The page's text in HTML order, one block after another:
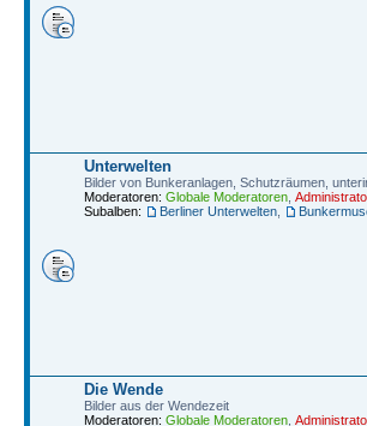
Unterwelten
Bilder von Bunkeranlagen, Schutzräumen,
Moderatoren: Globale Moderatoren
Subalben:
Berliner Unterwelten
Die Wende
Bilder aus der Wendezeit
Moderatoren: Globale Moderatoren